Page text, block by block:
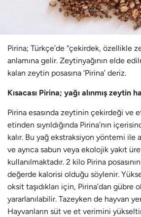
Pirina; Türkçe’de “çekirdek, özellikle
anlamına gelir. Zeytinyağının elde
kalan zeytin posasına ‘Pirina’ deriz.
Kısacası Pirina; yağı alınmış zeytin
Pirina esasında zeytinin çekirdeği ve
etinden sıyrıldığında Pirina’nın
kalır. Bu yağ ekstraksiyon yöntemi ile
ve ayrıca sabun veya ekolojik yakıt
kullanılmaktadır. 2 kilo Pirina
değerde kalorisi olduğu söylenir.
oksit taşıdıkları için, Pirina’dan gübre
yararlanılabilir. Tazeyken de hayvan
Hayvanların süt ve et verimini